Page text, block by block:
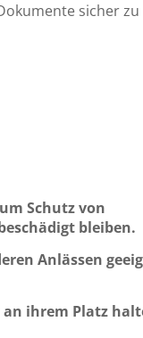
sicher zu
Schutz von
bleiben.
Anlässen
ihrem Platz